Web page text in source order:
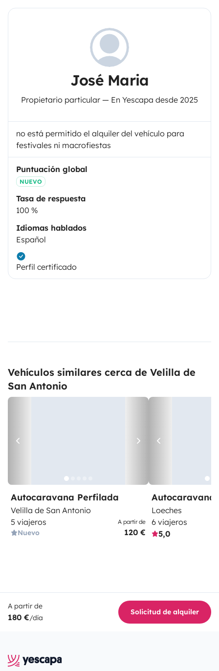
José Maria
Propietario particular — En Yescapa desde 2025
no está permitido el alquiler del vehículo para
festivales ni macrofiestas
Puntuación global
NUEVO
Tasa de respuesta
100 %
Idiomas hablados
Español
Perfil certificado
Vehículos similares cerca de Velilla de
San Antonio
Autocaravana Perfilada
Velilla de San Antonio
5 viajeros
Nuevo
A partir de
120 €
Autocaravana
Loeches
6 viajeros
5,0
A partir de
180 €/día
Solicitud de alquiler